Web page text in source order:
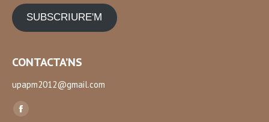
SUBSCRIURE'M
CONTACTA’NS
upapm2012@gmail.com
Find us on:
Facebook